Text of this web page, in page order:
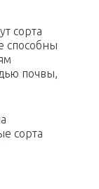
сорта
способны
почвы,
сорта